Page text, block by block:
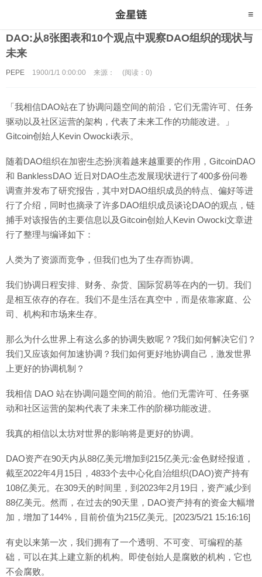
DAO:从8张图表和10个观点中观察DAO组织的现状与
未来
PEPE 1900/1/1 0:00:00 来源： (阅读：0)
「我相信DAO站在了协调问题空间的前沿，它们无需许可、任务
驱动以及社区运营的架构，代表了未来工作的功能改进。」
Gitcoin创始人Kevin Owocki表示。
随着DAO组织在加密生态扮演着越来越重要的作用，GitcoinDAO
和 BanklessDAO 近日对DAO生态发展现状进行了400多份问卷
调查并发布了研究报告，其中对DAO组织成员的特点、偏好等进
行了介绍，同时也摘录了许多DAO组织成员谈论DAO的观点，链
捕手对该报告的主要信息以及Gitcoin创始人Kevin Owocki文章进
行了整理与编译如下：
人类为了资源而竞争，但我们也为了生存而协调。
我们协调日程安排、财务、杂货、国际贸易等在内的一切。我们
是相互依存的存在。我们不是生活在真空中，而是依靠家庭、公
司、机构和市场来生存。
那么为什么世界上有这么多的协调失败呢？?我们如何解决它们？
我们又应该如何加速协调？我们如何更好地协调自己，激发世界
上更好的协调机制？
我相信 DAO 站在协调问题空间的前沿。他们无需许可、任务驱
动和社区运营的架构代表了未来工作的阶梯功能改进。
我真的相信以太坊对世界的影响将是更好的协调。
DAO资产在90天内从88亿美元增加到215亿美元:金色财经报道，
截至2022年4月15日，4833个去中心化自治组织(DAO)资产持有
108亿美元。在309天的时间里，到2023年2月19日，资产减少到
88亿美元。然而，在过去的90天里，DAO资产持有的资金大幅增
加，增加了144%，目前价值为215亿美元。[2023/5/21 15:16:16]
有史以来第一次，我们拥有了一个透明、不可变、可编程的基
础，可以在其上建立新的机构。即使创始人是腐败的机构，它也
不会腐败。